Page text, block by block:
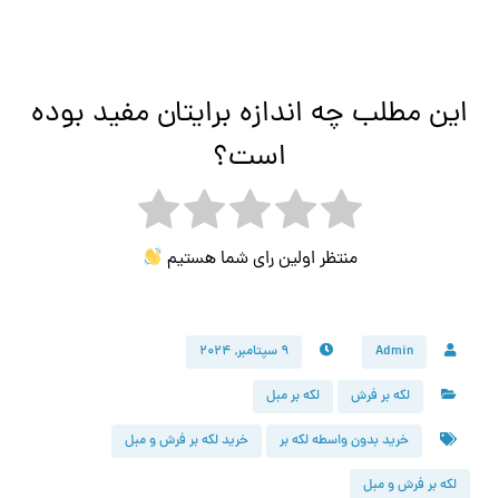
این مطلب چه اندازه برایتان مفید بوده
است؟
منتظر اولین رای شما هستیم
Admin ۹ سپتامبر, ۲۰۲۴
لکه بر فرش لکه بر مبل
خرید بدون واسطه لکه بر خرید لکه بر فرش و مبل
لکه بر فرش و مبل